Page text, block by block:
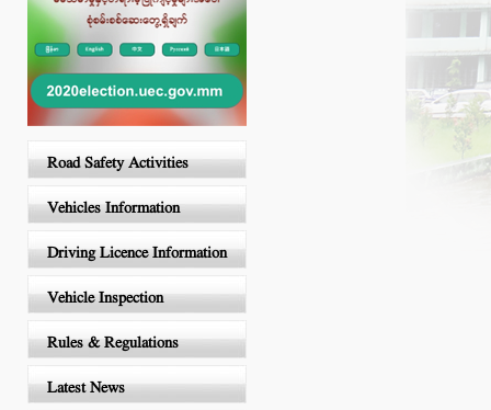
Road Safety Activities
Vehicles Information
Driving Licence Information
Vehicle Inspection
Rules & Regulations
Latest News